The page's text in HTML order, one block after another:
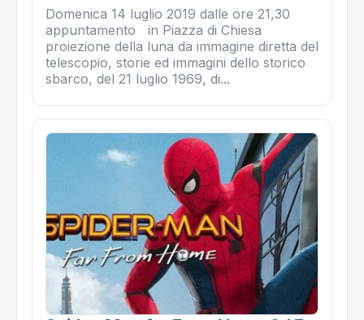
Domenica 14 luglio 2019 dalle ore 21,30
appuntamento in Piazza di Chiesa
proiezione della luna da immagine diretta del
telescopio, storie ed immagini dello storico
sbarco, del 21 luglio 1969, di...